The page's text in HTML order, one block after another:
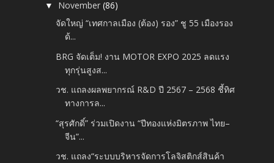
▼ November(86)
จัดใหญ่ “เทศกาลเมือง (ต้อง) รอง” ชู 55 เมืองรอง
ด้...
BRG จัดเต็ม! งาน MOTOR EXPO 2025 ลดแรง
ทุกรุ่นสูงส...
วช. แถลงผลพยากรณ์ R&D ปี 2567 – 2568 ชี้ทิศ
ทางการล...
“สุรศักดิ์” ร่วมเปิดงาน “ปีทองแห่งมิตรภาพ ไทย–
จีน”...
วช. แถลง“ระบบบริหารจัดการโลจิสติกส์สินค้า